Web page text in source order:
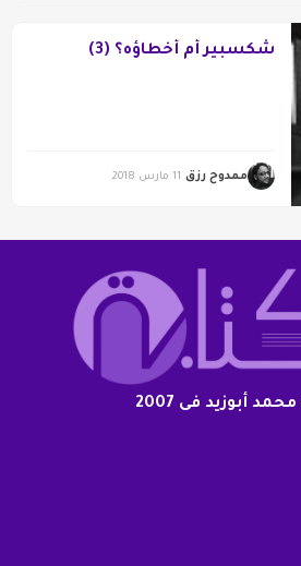
شكسبير أم أخطاؤه؟ (3)
ممدوح رزق 11 مارس 2018
أبوزيد فى 2007